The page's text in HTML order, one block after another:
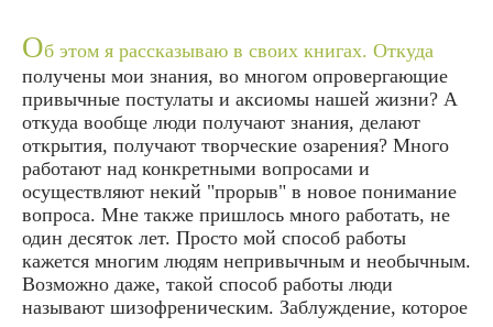
Об этом я рассказываю в своих книгах. Откуда
получены мои знания, во многом опровергающие
привычные постулаты и аксиомы нашей жизни? А
откуда вообще люди получают знания, делают
открытия, получают творческие озарения? Много
работают над конкретными вопросами и
осуществляют некий "прорыв" в новое понимание
вопроса. Мне также пришлось много работать, не
один десяток лет. Просто мой способ работы
кажется многим людям непривычным и необычным.
Возможно даже, такой способ работы люди
называют шизофреническим. Заблуждение, которое